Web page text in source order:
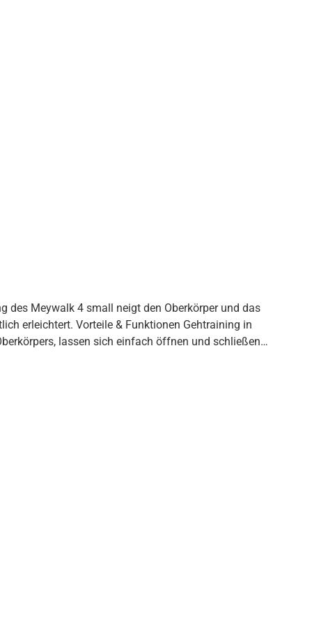
Grundausstattung höhenverstellbares Fahrgestell
| abschwenkbarer Thoraxring oder Pelotten-
des Meywalk 4 small neigt den Oberkörper und das
Vorteile & Funktionen Gehtraining in
lassen sich einfach öffnen und schließen
Grundausstattung höhenverstellbares Fahrgestell
| abschwenkbarer Thoraxring oder Pelotten-